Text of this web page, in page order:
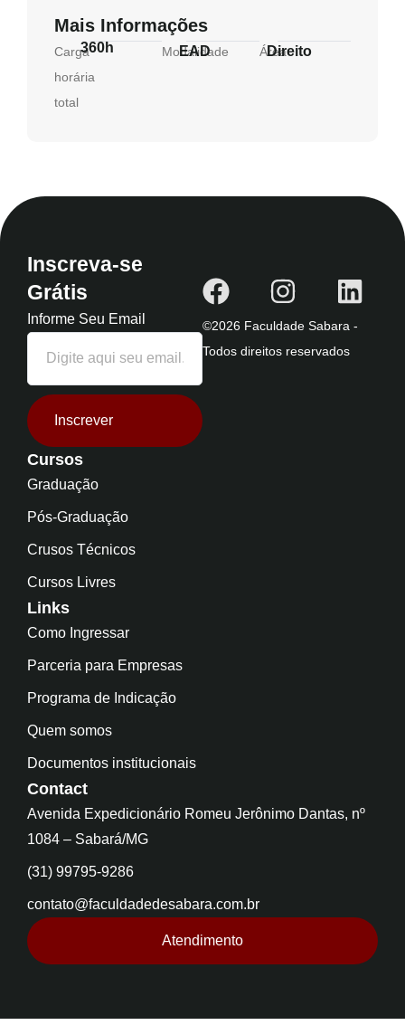
Mais Informações
Carga
horária
total
360h Modalidade
EAD Área
Direito
Inscreva-se
Grátis
Informe Seu Email
Inscrever
©2026 Faculdade Sabara -
Todos direitos reservados
Cursos
Graduação
Pós-Graduação
Crusos Técnicos
Cursos Livres
Links
Como Ingressar
Parceria para Empresas
Programa de Indicação
Quem somos
Documentos institucionais
Contact
Avenida Expedicionário Romeu Jerônimo Dantas, nº
1084 – Sabará/MG
(31) 99795-9286
contato@faculdadedesabara.com.br
Atendimento